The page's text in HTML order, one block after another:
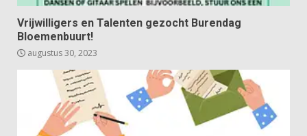
Vrijwilligers en Talenten gezocht Burendag
Bloemenbuurt!
augustus 30, 2023